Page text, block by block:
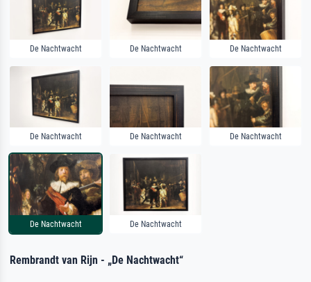
De Nachtwacht De Nachtwacht De Nachtwacht
De Nachtwacht De Nachtwacht De Nachtwacht
De Nachtwacht De Nachtwacht
Rembrandt van Rijn - „De Nachtwacht“